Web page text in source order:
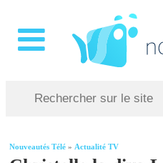
Nouveautés Télé »Actualité TV